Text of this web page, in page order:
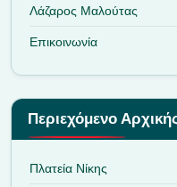
Λάζαρος Μαλούτας
Επικοινωνία
Περιεχόμενο
Πλατεία Νίκης